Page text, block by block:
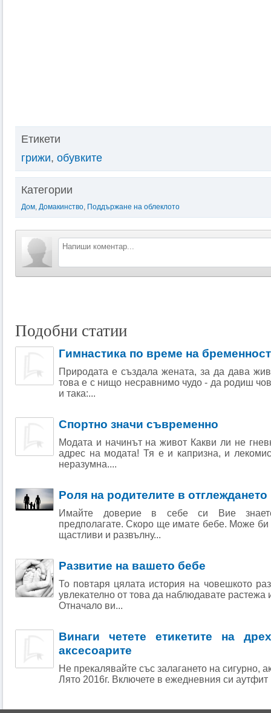
Етикети
грижи, обувките
Категории
Дом, Домакинство, Поддържане на облеклото
Подобни статии
Гимнастика по време на
Природата е създала жената, за да дава
това е с нищо несравнимо чудо - да родиш
и така:...
Спортно значи съвременно
Модата и начинът на живот Какви ли не
адрес на модата! Тя е и капризна, и
неразумна....
Роля на родителите в отглеждането
Имайте доверие в себе си Вие знаете
предполагате. Скоро ще имате бебе. Може би
щастливи и развълну...
Развитие на вашето бебе
То повтаря цялата история на човешкото
увлекателно от това да наблюдавате растежа
Отначало ви...
Винаги четете етикетите на
аксесоарите
Не прекалявайте със залагането на сигурно,
Лято 2016г. Включете в ежедневния си аутфит